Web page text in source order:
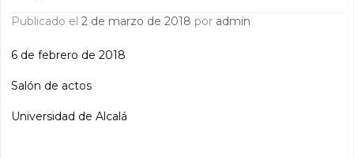
Publicado el2 de marzo de 2018 por admin
6 de febrero de 2018
Salón de actos
Universidad de Alcalá